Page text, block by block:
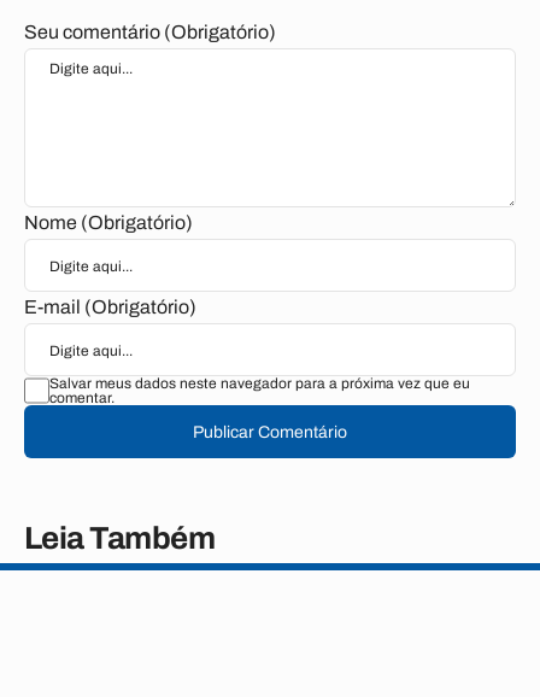
Seu comentário (Obrigatório)
Nome (Obrigatório)
E-mail (Obrigatório)
Salvar meus dados neste navegador para a próxima vez que eu
comentar.
Publicar Comentário
Leia Também